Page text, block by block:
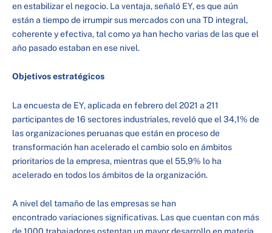
en estabilizar el negocio. La ventaja, señaló EY, es que aún
están a tiempo de irrumpir sus mercados con una TD integral,
coherente y efectiva, tal como ya han hecho varias de las que el
año pasado estaban en ese nivel.
Objetivos estratégicos
La encuesta de EY, aplicada en febrero del 2021 a 211
participantes de 16 sectores industriales, reveló que el 34,1% de
las organizaciones peruanas que están en proceso de
transformación han acelerado el cambio solo en ámbitos
prioritarios de la empresa, mientras que el 55,9% lo ha
acelerado en todos los ámbitos de la organización.
A nivel del tamaño de las empresas se han
encontrado variaciones significativas. Las que cuentan con más